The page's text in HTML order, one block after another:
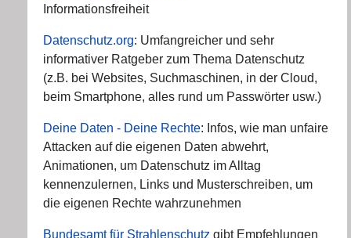
Informationsfreiheit
Datenschutz.org: Umfangreicher und sehr
informativer Ratgeber zum Thema Datenschutz
(z.B. bei Websites, Suchmaschinen, in der Cloud,
beim Smartphone, alles rund um Passwörter usw.)
Deine Daten - Deine Rechte: Infos, wie man unfaire
Attacken auf die eigenen Daten abwehrt,
Animationen, um Datenschutz im Alltag
kennenzulernen, Links und Musterschreiben, um
die eigenen Rechte wahrzunehmen
Bundesamt für Strahlenschutz gibt Empfehlungen